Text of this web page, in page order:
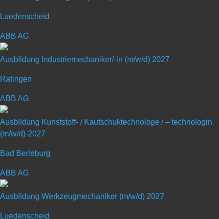
Luedenscheid
ABB AG
Ausbildung Industriemechaniker/-in (m/w/d) 2027
Ratingen
ABB AG
Ausbildung Kunststoff- / Kautschuktechnologe / – technologin
(m/w/d)-2027
Bad Berleburg
ABB AG
Ausbildung Werkzeugmechaniker (m/w/d) 2027
Luedenscheid
Ausbildungsberuf: Bürokaufmann (m/w/d)
Hochschulreife
Karriere bei AERO-LIFT
Wir sind überzeugt davon, dass Menschen gesünder und effizienter
arbeiten wollen. Deshalb kombinieren wir innovative Technologien zu